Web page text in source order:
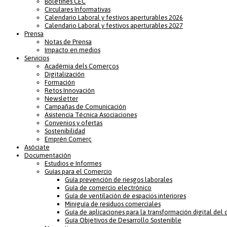
Circulares Informativas
Calendario Laboral y festivos aperturables 2026
Calendario Laboral y festivos aperturables 2027
Prensa
Notas de Prensa
Impacto en medios
Servicios
Acadèmia dels Comerços
Digitalización
Formación
Retos Innovación
Newsletter
Campañas de Comunicación
Asistencia Técnica Asociaciones
Convenios y ofertas
Sostenibilidad
Emprén Comerç
Asóciate
Documentación
Estudios e Informes
Guías para el Comercio
Guía prevención de riesgos laborales
Guía de comercio electrónico
Guía de ventilación de espacios interiores
Miniguía de residuos comerciales
Guía de aplicaciones para la transformación digital del
Guía Objetivos de Desarrollo Sostenible